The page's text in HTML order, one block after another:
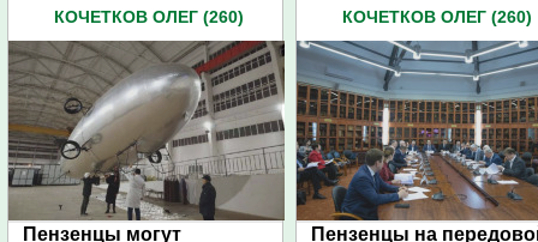
КОЧЕТКОВ ОЛЕГ (260)
Пензенцы могут
КОЧЕТКОВ ОЛЕГ (260)
Пензенцы на